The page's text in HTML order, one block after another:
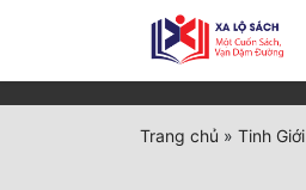
Trang chủ » Tinh Giới